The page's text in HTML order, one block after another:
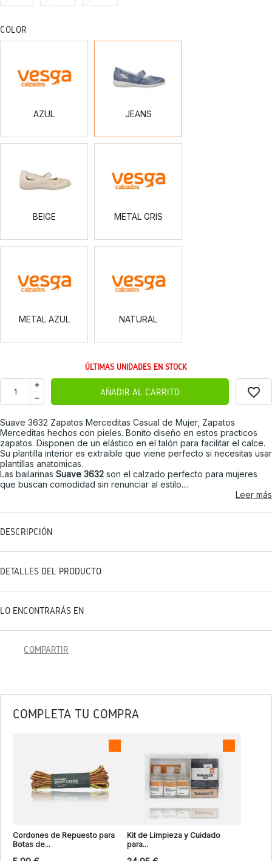
COLOR
AZUL JEANS
BEIGE METAL GRIS
METAL AZUL NATURAL
ÚLTIMAS UNIDADES EN STOCK
AÑADIR AL CARRITO favorite_border
Suave 3632 Zapatos Merceditas Casual de Mujer, Zapatos
Merceditas hechos con pieles. Bonito diseño en estos practicos
zapatos. Disponen de un elástico en el talón para facilitar el calce.
Su plantilla interior es extraible que viene perfecto si necesitas usar
plantillas anatomicas.
Las bailarinas Suave 3632 son el calzado perfecto para mujeres
que buscan comodidad sin renunciar al estilo....
Leer más
DESCRIPCIÓN
DETALLES DEL PRODUCTO
LO ENCONTRARÁS EN
COMPARTIR
COMPLETA TU COMPRA
Cordones de Repuesto para
Botas de...
Kit de Limpieza y Cuidado
para...